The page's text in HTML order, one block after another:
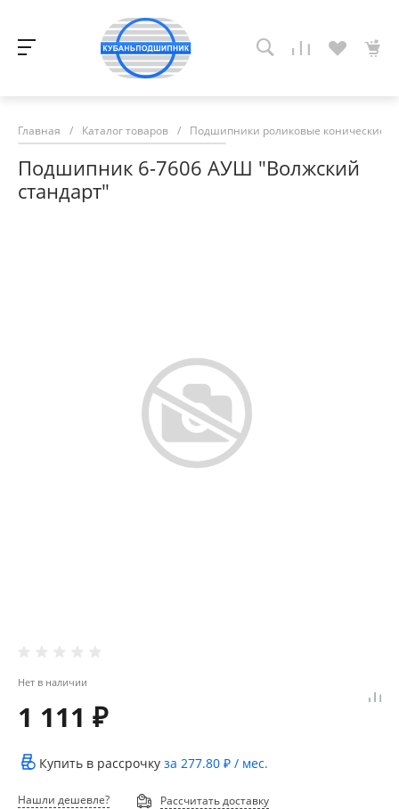
Главная / Каталог товаров / Подшипники роликовые конические
Подшипник 6-7606 АУШ "Волжский
стандарт"
Нет в наличии
1 111 ₽
Купить в рассрочку за 277.80 ₽ / мес.
Нашли дешевле? Рассчитать доставку